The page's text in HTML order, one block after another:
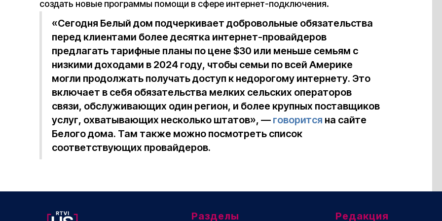
создать новые программы помощи в сфере интернет-подключения.
«Сегодня Белый дом подчеркивает добровольные обязательства
перед клиентами более десятка интернет-провайдеров
предлагать тарифные планы по цене $30 или меньше семьям с
низкими доходами в 2024 году, чтобы семьи по всей Америке
могли продолжать получать доступ к недорогому интернету. Это
включает в себя обязательства мелких сельских операторов
связи, обслуживающих один регион, и более крупных поставщиков
услуг, охватывающих несколько штатов», — говорится на сайте
Белого дома. Там также можно посмотреть список
соответствующих провайдеров.
Разделы Редакция